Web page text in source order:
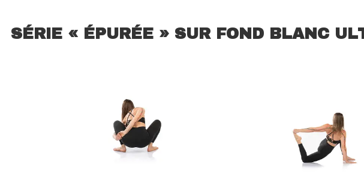
SÉRIE « ÉPURÉE » SUR FOND BLANC